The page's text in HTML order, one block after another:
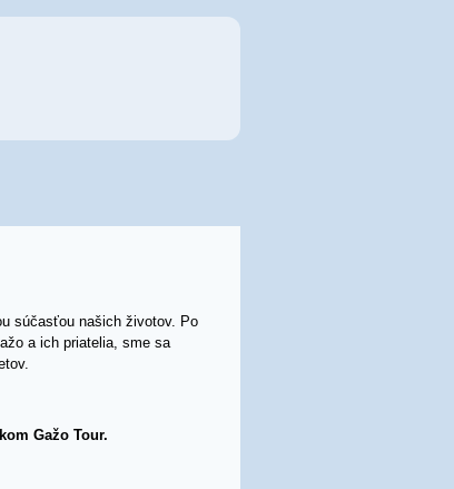
súčasťou našich životov. Po
a ich priatelia, sme sa
Gažo Tour.